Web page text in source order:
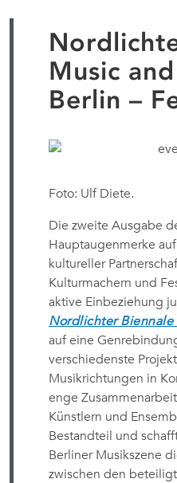
Music
Berlin –
Foto: Ulf Diete.
Die zweite Ausgabe
Hauptaugenmerke
kultureller
Kulturmachern und
aktive Einbeziehung
Nordlichter Biennale
auf eine
verschiedenste
Musikrichtungen in
enge
Künstlern und
Bestandteil und
Berliner Musikszene
zwischen den